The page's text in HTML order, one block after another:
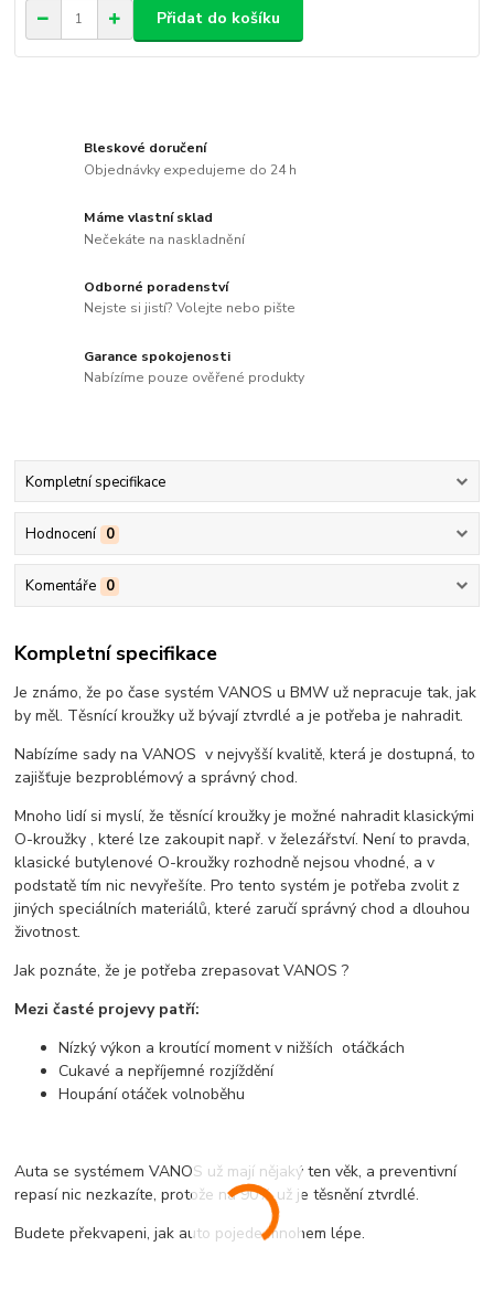
Přidat do košíku
Bleskové doručení
Objednávky expedujeme do 24 h
Máme vlastní sklad
Nečekáte na naskladnění
Odborné poradenství
Nejste si jistí? Volejte nebo pište
Garance spokojenosti
Nabízíme pouze ověřené produkty
Kompletní specifikace
Hodnocení 0
Komentáře 0
Kompletní specifikace
Je známo, že po čase systém VANOS u BMW už nepracuje tak, jak
by měl. Těsnící kroužky už bývají ztvrdlé a je potřeba je nahradit.
Nabízíme sady na VANOS v nejvyšší kvalitě, která je dostupná, to
zajišťuje bezproblémový a správný chod.
Mnoho lidí si myslí, že těsnící kroužky je možné nahradit klasickými
O-kroužky , které lze zakoupit např. v železářství. Není to pravda,
klasické butylenové O-kroužky rozhodně nejsou vhodné, a v
podstatě tím nic nevyřešíte. Pro tento systém je potřeba zvolit z
jiných speciálních materiálů, které zaručí správný chod a dlouhou
životnost.
Jak poznáte, že je potřeba zrepasovat VANOS ?
Mezi časté projevy patří:
Nízký výkon a kroutící moment v nižších otáčkách
Cukavé a nepříjemné rozjíždění
Houpání otáček volnoběhu
Auta se systémem VANOS už mají nějaký ten věk, a preventivní
repasí nic nezkazíte, protože na 90% už je těsnění ztvrdlé.
Budete překvapeni, jak auto pojede mnohem lépe.